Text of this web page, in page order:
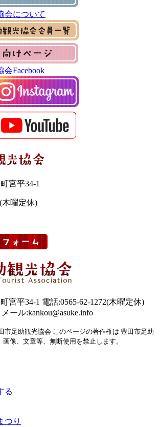
宮平34-1
木曜定休)
宮平34-1 電話:0565-62-1272(木曜定休)
ール:kankou@asuke.info
市足助観光協会 このページの著作権は 豊田市足助
像、文章等、無断使用を禁止します。
る
つり